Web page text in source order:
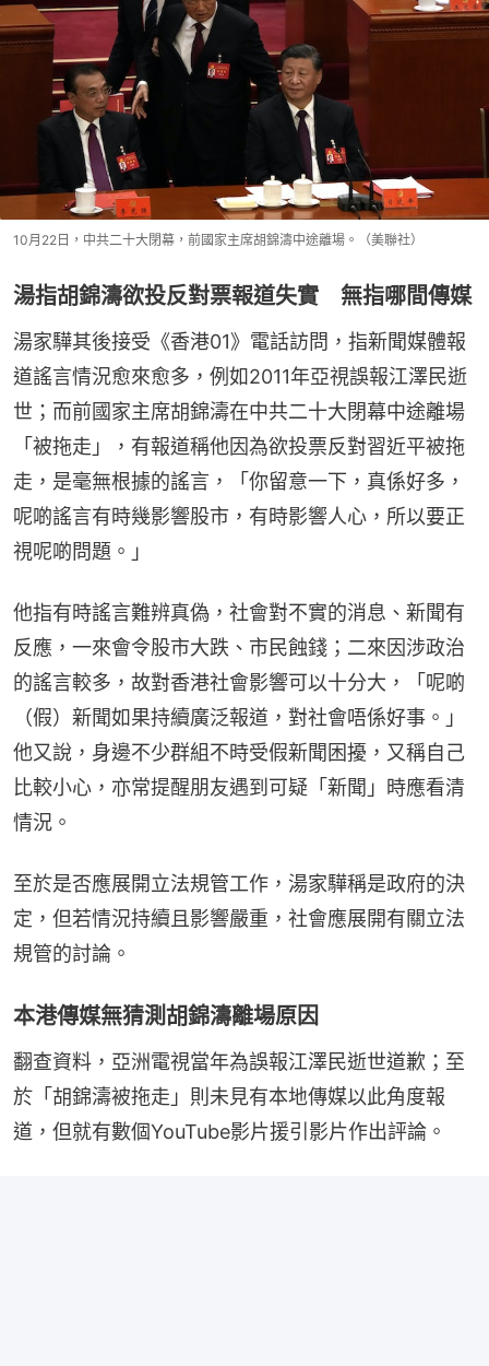
10月22日，中共二十大閉幕，前國家主席胡錦濤中途離場。（美聯社）
湯指胡錦濤欲投反對票報道失實 無指哪間傳媒
湯家驊其後接受《香港01》電話訪問，指新聞媒體報
道謠言情況愈來愈多，例如2011年亞視誤報江澤民逝
世；而前國家主席胡錦濤在中共二十大閉幕中途離場
「被拖走」，有報道稱他因為欲投票反對習近平被拖
走，是毫無根據的謠言，「你留意一下，真係好多，
呢啲謠言有時幾影響股市，有時影響人心，所以要正
視呢啲問題。」
他指有時謠言難辨真偽，社會對不實的消息、新聞有
反應，一來會令股市大跌、市民蝕錢；二來因涉政治
的謠言較多，故對香港社會影響可以十分大，「呢啲
（假）新聞如果持續廣泛報道，對社會唔係好事。」
他又說，身邊不少群組不時受假新聞困擾，又稱自己
比較小心，亦常提醒朋友遇到可疑「新聞」時應看清
情況。
至於是否應展開立法規管工作，湯家驊稱是政府的決
定，但若情況持續且影響嚴重，社會應展開有關立法
規管的討論。
本港傳媒無猜測胡錦濤離場原因
翻查資料，亞洲電視當年為誤報江澤民逝世道歉；至
於「胡錦濤被拖走」則未見有本地傳媒以此角度報
道，但就有數個YouTube影片援引影片作出評論。